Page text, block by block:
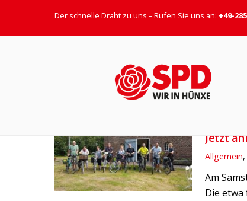
Der schnelle Draht zu uns – Rufen Sie uns an: +49-
Jetzt
Allgemein,
Am
Die